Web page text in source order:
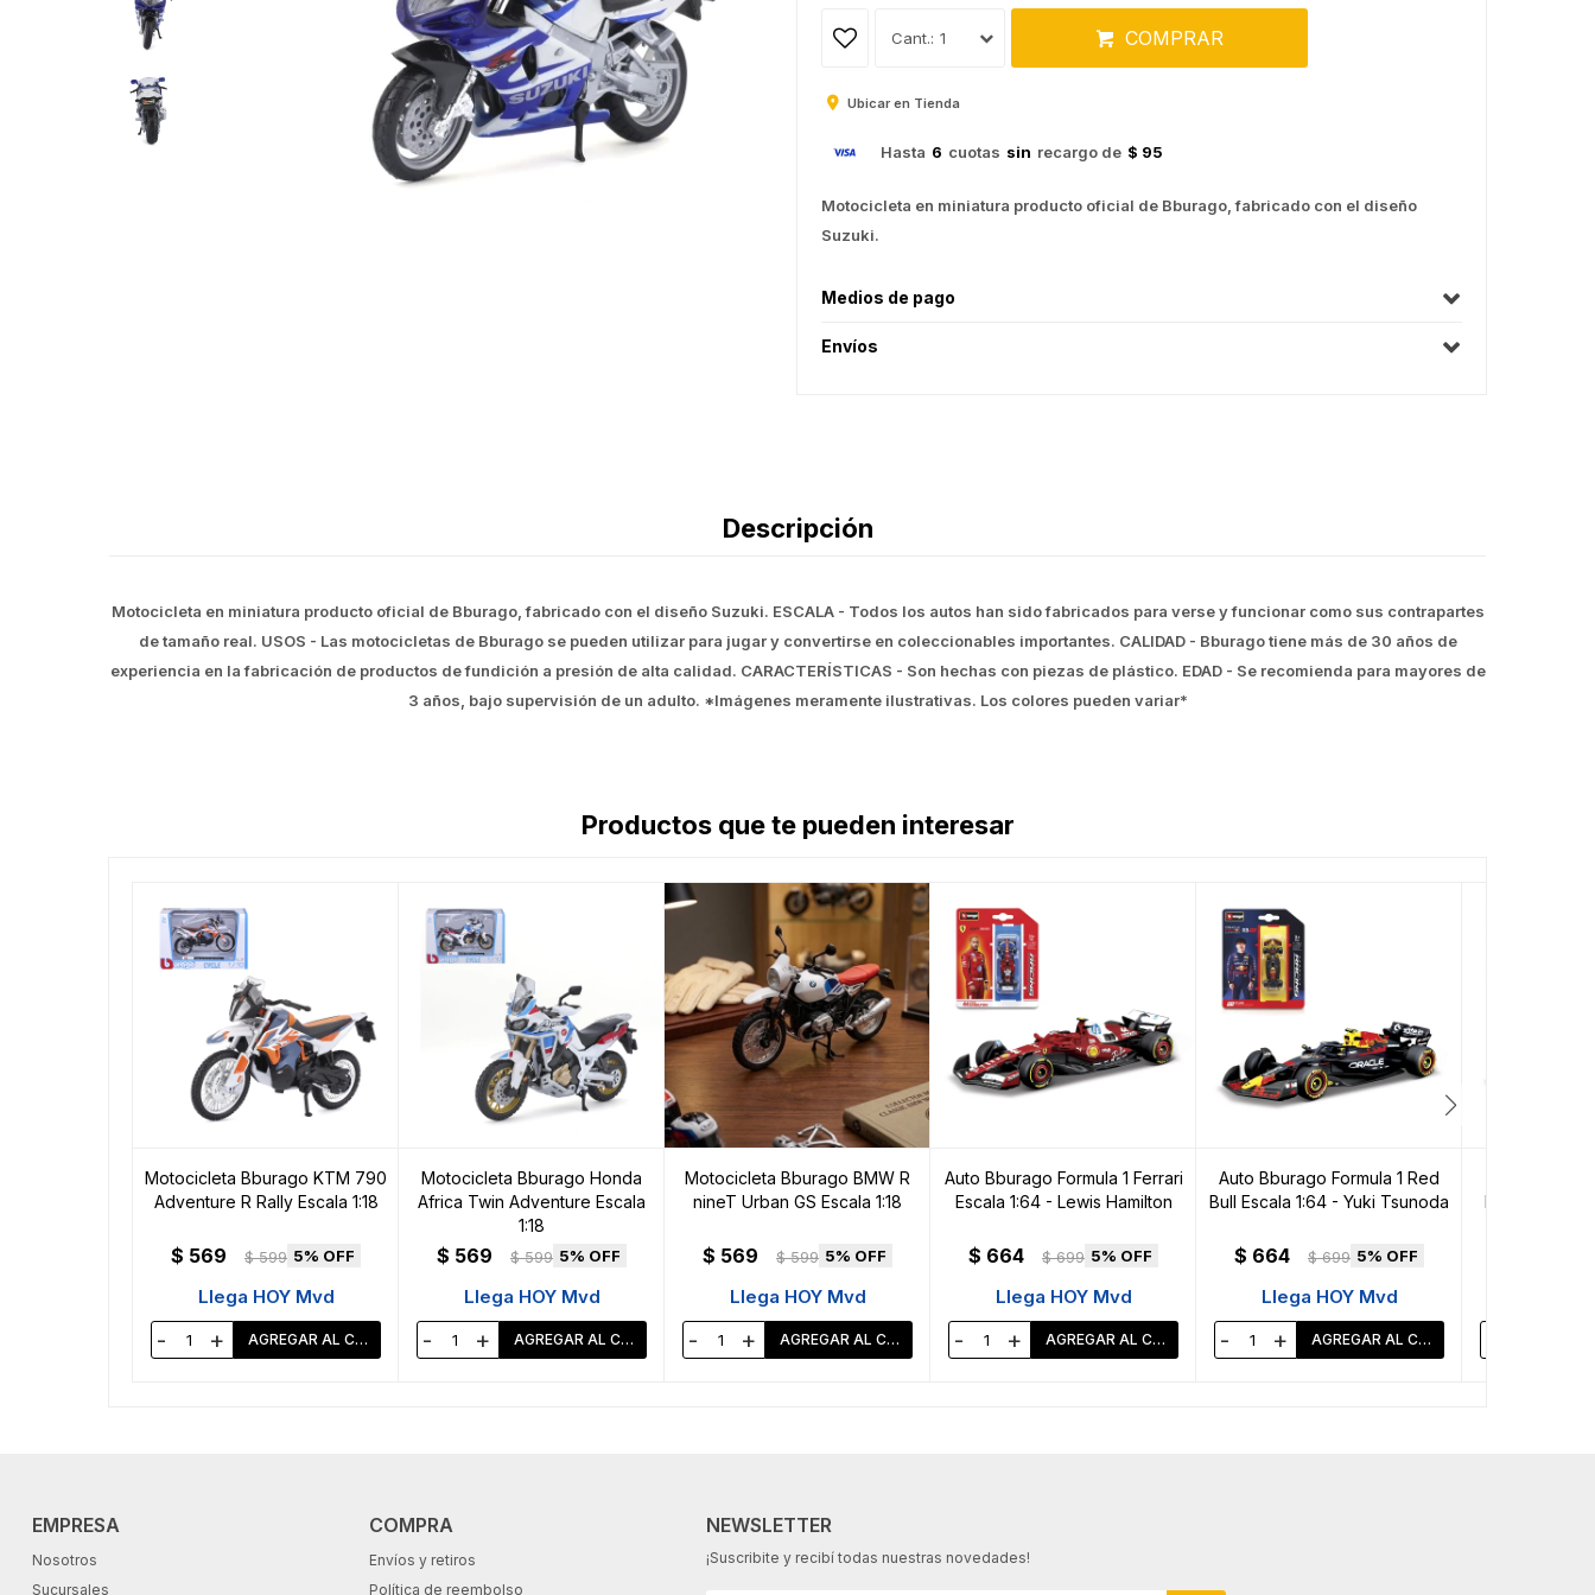
1 COMPRAR
Ubicar en Tienda
Hasta 6 cuotas sin recargo de $ 95
Motocicleta en miniatura producto oficial de Bburago, fabricado con el diseño
Suzuki.
Medios de pago
Envíos
Descripción
Motocicleta en miniatura producto oficial de Bburago, fabricado con el diseño Suzuki. ESCALA - Todos los autos han sido fabricados para verse y funcionar como sus contrapartes
de tamaño real. USOS - Las motocicletas de Bburago se pueden utilizar para jugar y convertirse en coleccionables importantes. CALIDAD - Bburago tiene más de 30 años de
experiencia en la fabricación de productos de fundición a presión de alta calidad. CARACTERÍSTICAS - Son hechas con piezas de plástico. EDAD - Se recomienda para mayores de
3 años, bajo supervisión de un adulto. *Imágenes meramente ilustrativas. Los colores pueden variar*
Productos que te pueden interesar
Motocicleta Bburago KTM 790
Adventure R Rally Escala 1:18
$ 569 $ 599 5
Llega HOY Mvd
- +
Motocicleta Bburago Honda
Africa Twin Adventure Escala
1:18
$ 569 $ 599 5
Llega HOY Mvd
- +
Motocicleta Bburago BMW R
nineT Urban GS Escala 1:18
$ 569 $ 599 5
Llega HOY Mvd
- +
Auto Bburago Formula 1 Ferrari
Escala 1:64 - Lewis Hamilton
$ 664 $ 699 5
Llega HOY Mvd
- +
Auto Bburago Formula 1 Red
Bull Escala 1:64 - Yuki Tsunoda
$ 664 $ 699 5
Llega HOY Mvd
- +
McLaren
EMPRESA
Nosotros
Sucursales
COMPRA
Envíos y retiros
Política de reembolso
NEWSLETTER
¡Suscribite y recibí todas nuestras novedades!